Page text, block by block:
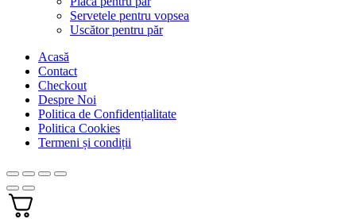
Servetele pentru vopsea
Uscător pentru păr
Acasă
Contact
Checkout
Despre Noi
Politica de Confidențialitate
Politica Cookies
Termeni și condiții